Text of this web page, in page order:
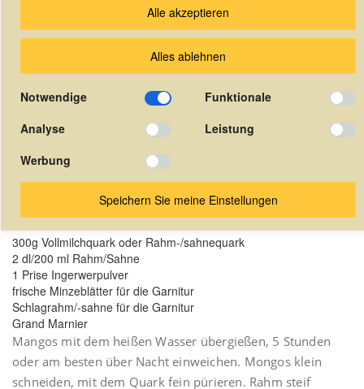
Alles ablehnen
Alle akzeptieren
Notwendige
Funktionale
Analyse
Leistung
Werbung
Speichern Sie meine Einstellungen
Mangomousse
Zutatenliste für 4 Personen
150g getrocknete Mangos
300g Vollmilchquark oder Rahm-/sahnequark
2 dl/200 ml Rahm/Sahne
1 Prise Ingerwerpulver
frische Minzeblätter für die Garnitur
Schlagrahm/-sahne für die Garnitur
Grand Marnier
Mangos mit dem heißen Wasser übergießen, 5 Stunden
oder am besten über Nacht einweichen. Mongos klein
schneiden, mit dem Quark fein pürieren. Rahm steif